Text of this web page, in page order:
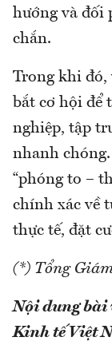
hướng và đối
chắn.
Trong khi đó,
bắt cơ hội để
nghiệp, tập
nhanh
“phóng to –
chính xác về
thực tế, đặt
(*) Tổng
Nội dung bài
Kinh tế Việt